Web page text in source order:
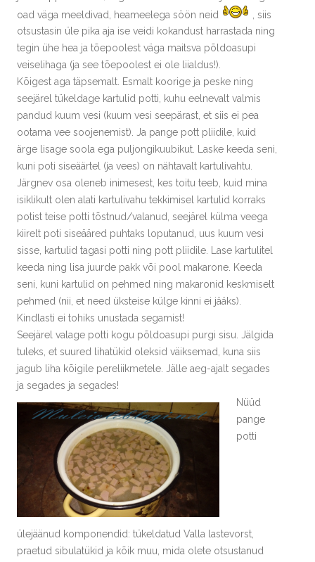
oad väga meeldivad, heameelega söön neid
, siis
otsustasin üle pika aja ise veidi kokandust harrastada ning
tegin ühe hea ja tõepoolest väga maitsva põldoasupi
veiselihaga (ja see tõepoolest ei ole liialdus!).
Kõigest aga täpsemalt. Esmalt koorige ja peske ning
seejärel tükeldage kartulid potti, kuhu eelnevalt valmis
pandud kuum vesi (kuum vesi seepärast, et siis ei pea
ootama vee soojenemist). Ja pange pott pliidile, kuid
ärge lisage soola ega puljongikuubikut. Laske keeda seni,
kuni poti siseäärtel (ja vees) on nähtavalt kartulivahtu.
Järgnev osa oleneb inimesest, kes toitu teeb, kuid mina
isiklikult olen alati kartulivahu tekkimisel kartulid korraks
potist teise potti tõstnud/valanud, seejärel külma veega
kiirelt poti siseääred puhtaks loputanud, uus kuum vesi
sisse, kartulid tagasi potti ning pott pliidile. Lase kartulitel
keeda ning lisa juurde pakk või pool makarone. Keeda
seni, kuni kartulid on pehmed ning makaronid keskmiselt
pehmed (nii, et need üksteise külge kinni ei jääks).
Kindlasti ei tohiks unustada segamist!
Seejärel valage potti kogu põldoasupi purgi sisu. Jälgida
tuleks, et suured lihatükid oleksid väiksemad, kuna siis
jagub liha kõigile pereliikmetele. Jälle aeg-ajalt segades
ja segades ja segades!
Nüüd
pange
potti
ülejäänud komponendid: tükeldatud Valla lastevorst,
praetud sibulatükid ja kõik muu, mida olete otsustanud